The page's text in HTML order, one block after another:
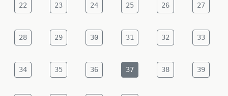
22 23 24 25 26 27
28 29 30 31 32 33
34 35 36 37 38 39